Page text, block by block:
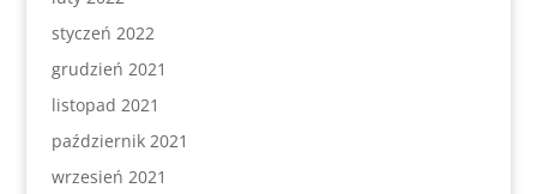
styczeń 2022
grudzień 2021
listopad 2021
październik 2021
wrzesień 2021